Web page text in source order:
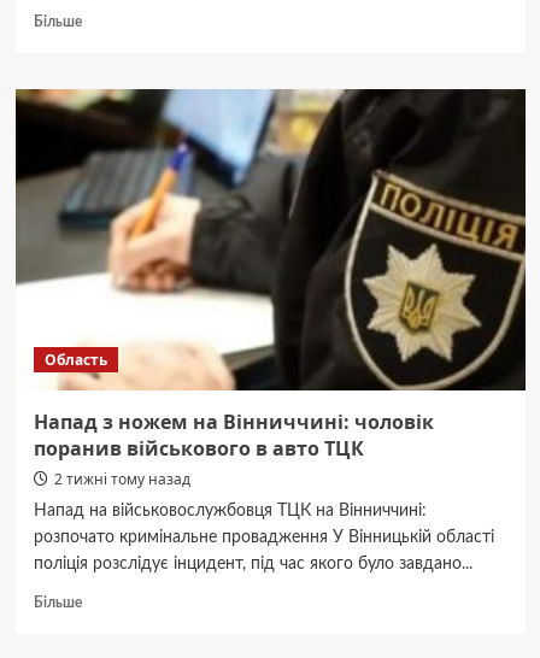
БільшеДокладніше
“майстри”:
Сигаретний
працював
дозволів.
Область
Напад з ножем на Вінниччині: чоловік
поранив військового в авто ТЦК
2 тижні тому назад
Напад на військовослужбовця ТЦК на Вінниччині:
розпочато кримінальне провадження У Вінницькій області
поліція розслідує інцидент, під час якого було завдано...
БільшеДокладніше